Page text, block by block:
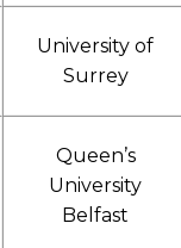
University of
Surrey
Queen’s
University
Belfast